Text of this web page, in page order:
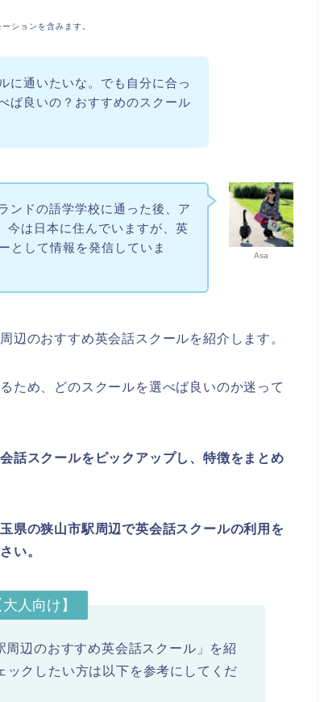
ションを含みます。
に通いたいな。でも自分に合っ
ば良いの？おすすめのスクール
Asa
ンドの語学学校に通った後、ア
今は日本に住んでいますが、英
として情報を発信していま
辺のおすすめ英会話スクールを紹介します。
ため、どのスクールを選べば良いのか迷って
話スクールをピックアップし、特徴をまとめ
県の狭山市駅周辺で英会話スクールの利用を
い。
人向け】
辺のおすすめ英会話スクール」を紹
クしたい方は以下を参考にしてくだ